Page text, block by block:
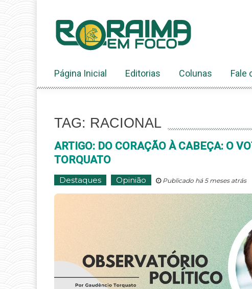
conteúdo
Página Inicial Editorias Colunas Fale
TAG: RACIONAL
ARTIGO: DO CORAÇÃO À CABEÇA: O
TORQUATO
Destaques Opinião Publicado há 5 meses atrás